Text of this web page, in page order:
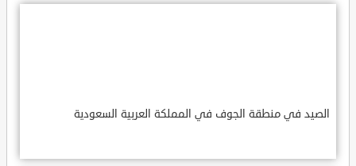
الصيد في منطقة الجوف في المملكة العربية السعودية